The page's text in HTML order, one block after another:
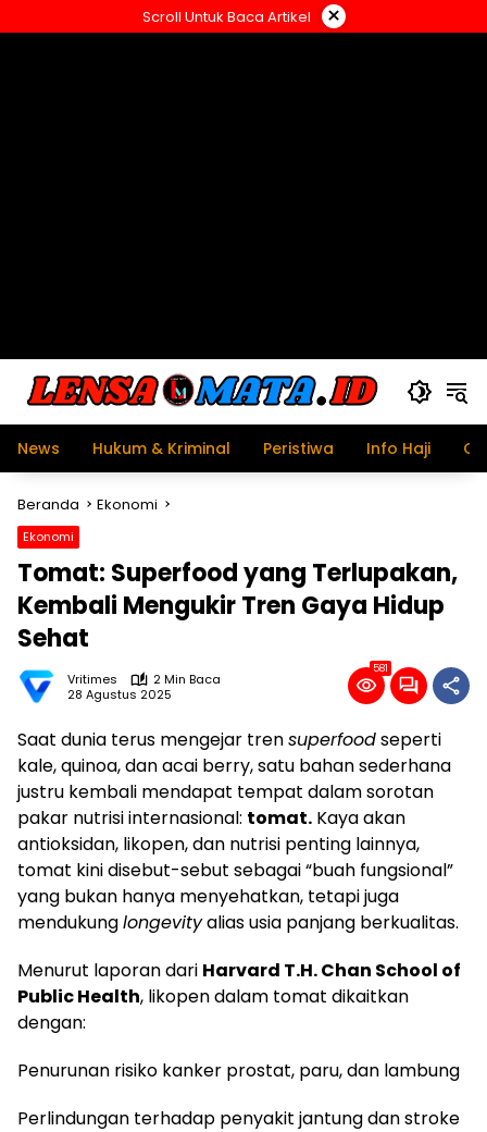
ke
Scroll Untuk Baca Artikel ×
News Hukum & Kriminal Peristiwa Info Haji
Beranda Ekonomi
Ekonomi
Tomat: Superfood yang Terlupakan,
Kembali Mengukir Tren Gaya Hidup
Sehat
Vritimes
2 Min Baca
28 Agustus 2025
581
Saat dunia terus mengejar trensuperfoodseperti
kale, quinoa, dan acai berry, satu bahan sederhana
justru kembali mendapat tempat dalam sorotan
pakar nutrisi internasional: tomat. Kaya akan
antioksidan, likopen, dan nutrisi penting lainnya,
tomat kini disebut-sebut sebagai “buah fungsional”
yang bukan hanya menyehatkan, tetapi juga
mendukunglongevityalias usia panjang berkualitas.
Menurut laporan dari Harvard T.H. Chan School of
Public Health, likopen dalam tomat dikaitkan
dengan:
Penurunan risiko kanker prostat, paru, dan lambung
Perlindungan terhadap penyakit jantung dan stroke